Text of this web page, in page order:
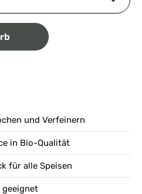
und Verfeinern
in Bio-Qualität
für alle Speisen
geeignet